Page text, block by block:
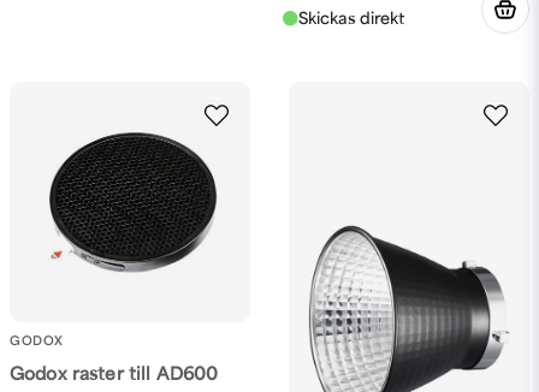
GODOX
Godox raster till AD600